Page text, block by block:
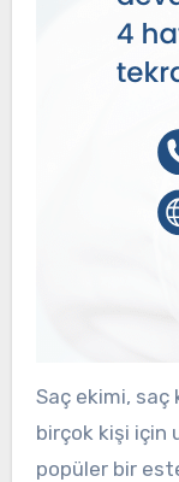
Saç ekimi, saç
birçok kişi için
popüler bir